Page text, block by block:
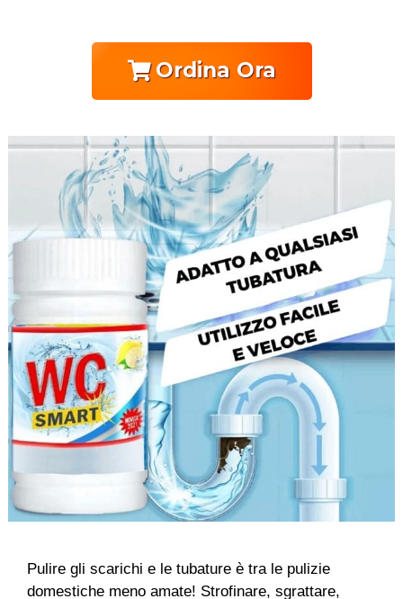
Ordina Ora
Pulire gli scarichi e le tubature è tra le pulizie
domestiche meno amate! Strofinare, sgrattare,